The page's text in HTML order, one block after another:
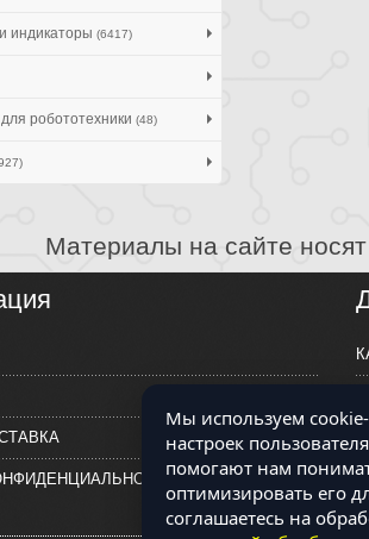
индикаторы (6417)
робототехники (48)
Материалы на сайте
Мы используем
настроек
помогают нам
оптимизировать его
соглашаетесь на